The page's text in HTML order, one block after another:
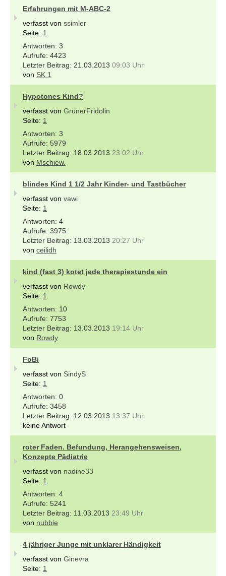
Erfahrungen mit M-ABC-2
verfasst von ssimler
Seite: 1
3
4423
21.03.2013 09:03 Uhr
von SK 1
Hypotones Kind?
verfasst von GrünerFridolin
Seite: 1
3
5979
18.03.2013 23:02 Uhr
von Mschiew.
blindes Kind 1 1/2 Jahr Kinder- und Tastbücher
verfasst von vawi
Seite: 1
4
3975
13.03.2013 20:27 Uhr
von ceilidh
kind (fast 3) kotet jede therapiestunde ein
verfasst von Rowdy
Seite: 1
10
7753
13.03.2013 19:14 Uhr
von Rowdy
FoBi
verfasst von SindyS
Seite: 1
0
3458
12.03.2013 13:37 Uhr
keine Antwort
roter Faden. Befundung, Herangehensweisen,
Konzepte Pädiatrie
verfasst von nadine33
Seite: 1
4
5241
11.03.2013 23:49 Uhr
von nubbie
4 jähriger Junge mit unklarer Händigkeit
verfasst von Ginevra
Seite: 1